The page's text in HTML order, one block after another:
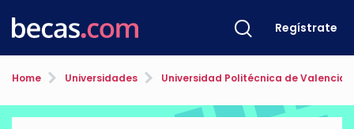
Regístrate
Home Universidades Universidad Politécnica de Valencia